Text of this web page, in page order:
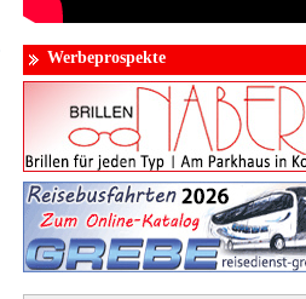
Werbeprospekte